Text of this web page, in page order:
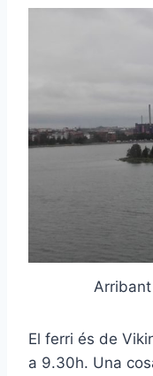
El ferri és de
a 9.30h. Una